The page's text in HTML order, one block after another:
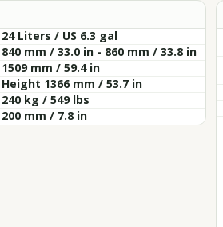
24 Liters / US 6.3 gal
840 mm / 33.0 in - 860 mm / 33.8 in
1509 mm / 59.4 in
Height 1366 mm / 53.7 in
240 kg / 549 lbs
200 mm / 7.8 in